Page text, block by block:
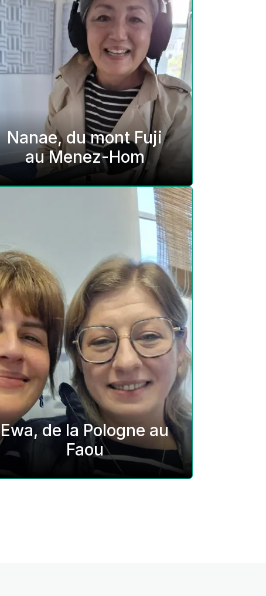
Nanae, du mont Fuji
au Menez-Hom
Ewa, de la Pologne au
Faou